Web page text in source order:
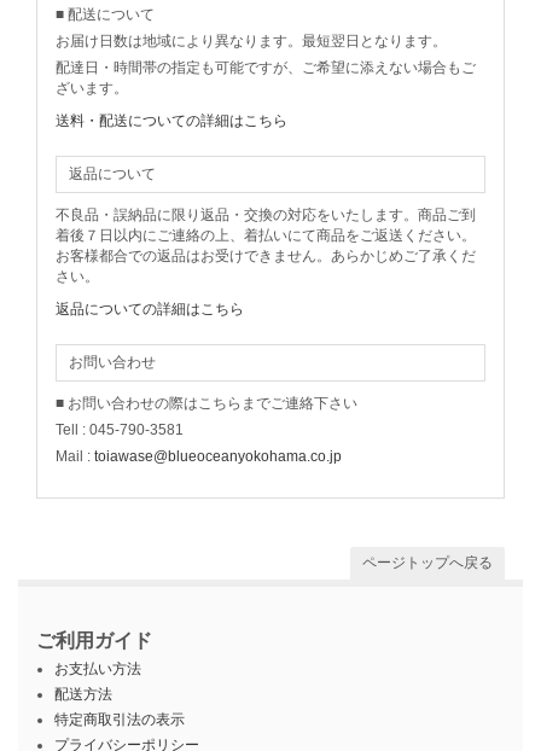
■ 配送について
お届け日数は地域により異なります。最短翌日となります。
配達日・時間帯の指定も可能ですが、ご希望に添えない場合もご
ざいます。
送料・配送についての詳細はこちら
返品について
不良品・誤納品に限り返品・交換の対応をいたします。商品ご到
着後７日以内にご連絡の上、着払いにて商品をご返送ください。
お客様都合での返品はお受けできません。あらかじめご了承くだ
さい。
返品についての詳細はこちら
お問い合わせ
■ お問い合わせの際はこちらまでご連絡下さい
Tell : 045-790-3581
Mail : toiawase@blueoceanyokohama.co.jp
ページトップへ戻る
ご利用ガイド
お支払い方法
配送方法
特定商取引法の表示
プライバシーポリシー